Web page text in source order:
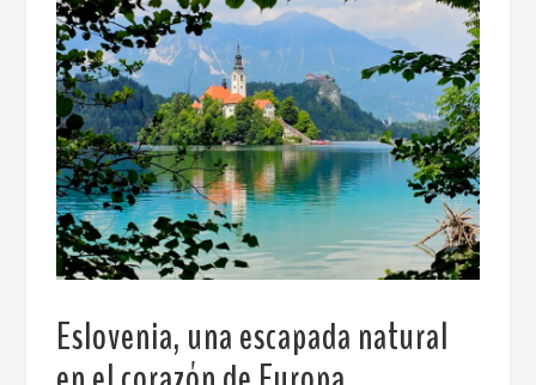
Eslovenia, una escapada natural